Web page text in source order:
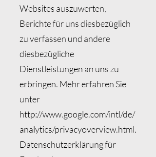
Websites auszuwerten,
Berichte für uns diesbezüglich
zu verfassen und andere
diesbezügliche
Dienstleistungen an uns zu
erbringen. Mehr erfahren Sie
unter
http://www.google.com/intl/de/
analytics/privacyoverview.html.
Datenschutzerklärung für